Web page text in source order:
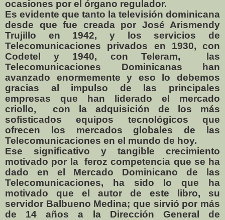
ocasiones por el órgano regulador.
Es evidente que tanto la televisión dominicana
desde que fue creada por José Arismendy
Trujillo en 1942, y los servicios de
Telecomunicaciones privados en 1930, con
Codetel y 1940, con Teleram,
las
Telecomunicaciones Dominicanas han
avanzado enormemente y eso lo debemos
gracias al impulso de las principales
empresas que han liderado el mercado
criollo,
con la adquisición de los más
sofisticados equipos tecnológicos que
ofrecen los mercados globales de las
Telecomunicaciones en el mundo de hoy.
Ese significativo y tangible crecimiento
motivado por la feroz competencia que se ha
dado en el Mercado Dominicano de las
Telecomunicaciones, ha sido lo que ha
motivado que el autor de este libro, su
servidor Balbueno Medina; que sirvió por más
de 14 años a la Dirección General de